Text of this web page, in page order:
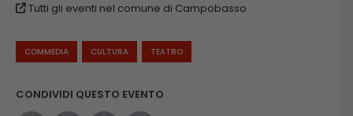
Tutti gli eventi nel comune di Campobasso
COMMEDIA CULTURA TEATRO
CONDIVIDI QUESTO EVENTO